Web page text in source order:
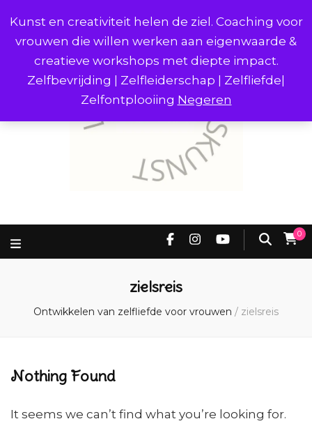
Kunst en creativiteit helen de ziel. Coaching voor
vrouwen die willen werken aan eigenwaarde &
creatieve workshops met diepte impact.
Zelfbevrijding | Zelfleiderschap | Zelfliefde|
Zelfontplooiing Negeren
0
zielsreis
Ontwikkelen van zelfliefde voor vrouwen / zielsreis
Nothing Found
It seems we can’t find what you’re looking for.